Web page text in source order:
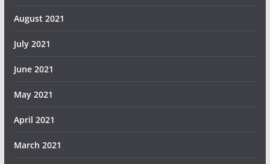
August 2021
July 2021
June 2021
May 2021
April 2021
March 2021